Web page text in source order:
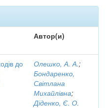
Автор(и)
до
Олешко, А. А.;
Бондаренко,
Світлана
Михайлівна;
Діденко, Є. О.